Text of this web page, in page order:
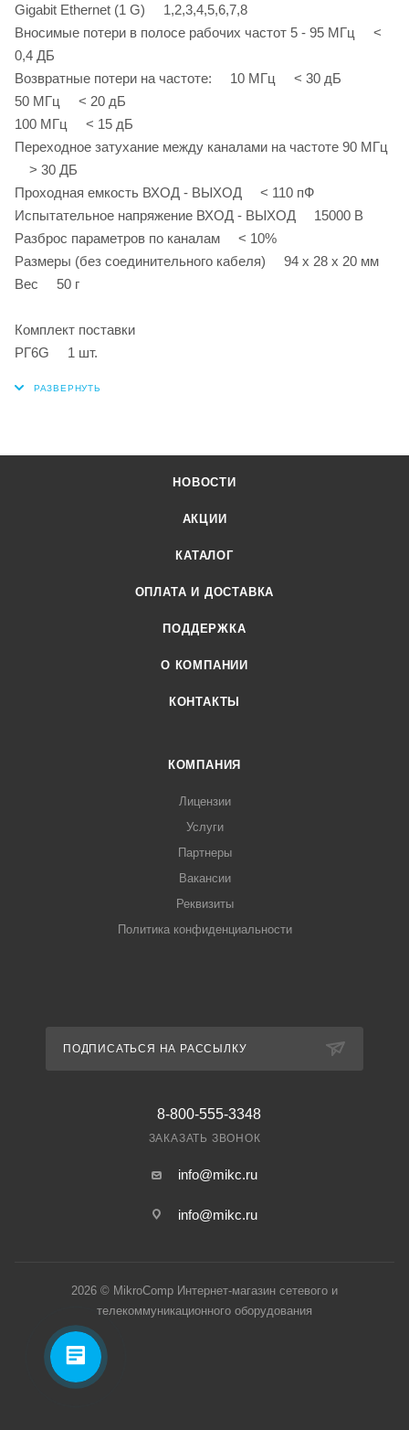
Gigabit Ethernet (1 G) 1,2,3,4,5,6,7,8
Вносимые потери в полосе рабочих частот 5 - 95 МГц <
0,4 ДБ
Возвратные потери на частоте: 10 МГц < 30 дБ
50 МГц < 20 дБ
100 МГц < 15 дБ
Переходное затухание между каналами на частоте 90 МГц
> 30 ДБ
Проходная емкость ВХОД - ВЫХОД < 110 пФ
Испытательное напряжение ВХОД - ВЫХОД 15000 В
Разброс параметров по каналам < 10%
Размеры (без соединительного кабеля) 94 х 28 х 20 мм
Вес 50 г
Комплект поставки
РГ6G 1 шт.
НОВОСТИ
АКЦИИ
КАТАЛОГ
ОПЛАТА И ДОСТАВКА
ПОДДЕРЖКА
О КОМПАНИИ
КОНТАКТЫ
КОМПАНИЯ
Лицензии
Услуги
Партнеры
Вакансии
Реквизиты
Политика конфиденциальности
ПОДПИСАТЬСЯ НА РАССЫЛКУ
8-800-555-3348
ЗАКАЗАТЬ ЗВОНОК
info@mikc.ru
info@mikc.ru
2026 © MikroComp Интернет-магазин сетевого и
телекоммуникационного оборудования